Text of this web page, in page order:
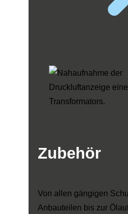
Zubehör
Von allen gängigen
Anbauteilen bis zur